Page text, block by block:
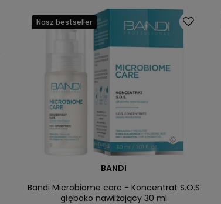
Nasz bestseller
BANDI
Bandi Microbiome care - Koncentrat S.O.S
głęboko nawilżający 30 ml